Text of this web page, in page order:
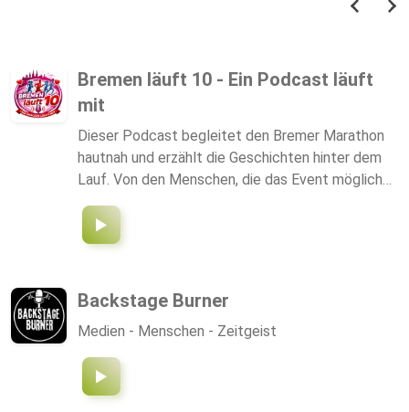
Bremen läuft 10 - Ein Podcast läuft
mit
Dieser Podcast begleitet den Bremer Marathon
hautnah und erzählt die Geschichten hinter dem
Lauf. Von den Menschen, die das Event möglich
machen, bis zu denjenigen, die an den Start gehen:
„Bremen läuft 10“ gibt persönliche Einblicke in
Vorbereitung, Motivation und Emotionen rund um
und Veranstaltern erfährst du, was hinter den
Kulissen passiert – von der Planung bis zum
großen Tag. Gleichzeitig kommen Läuferinnen und
Läufer selbst zu Wort und teilen ihre ganz
eigenen Erfahrungen, Herausforderungen und
Ziele. Ein Podcast für alle, die sich fürs Laufen
Backstage Burner
Medien - Menschen - Zeitgeist